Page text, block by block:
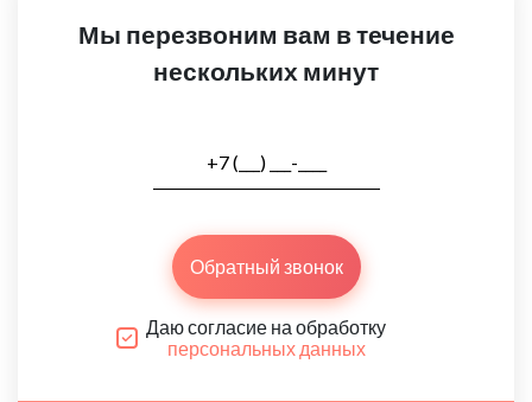
Мы перезвоним вам в течение
нескольких минут
Обратный звонок
Даю согласие на обработку
персональных данных